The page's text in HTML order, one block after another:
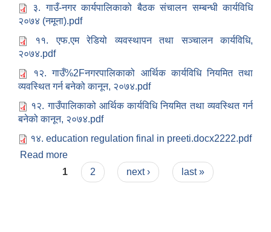
३. गाउँ-नगर कार्यपालिकाको बैठक संचालन सम्बन्धी कार्यविधि
२०७४ (नमूना).pdf
११. एफ.एम रेडियो व्यवस्थापन तथा सञ्चालन कार्यविधि,
२०७४.pdf
१२. गाउँ%2Fनगरपालिकाको आर्थिक कार्यविधि नियमित तथा
व्यवस्थित गर्न बनेको कानून, २०७४.pdf
१२. गाउँपालिकाको आर्थिक कार्यविधि नियमित तथा व्यवस्थित गर्न
बनेको कानून, २०७४.pdf
१४. education regulation final in preeti.docx2222.pdf
Read more
एेन तथा निर्देशिका
Pages
1 2 next › last »